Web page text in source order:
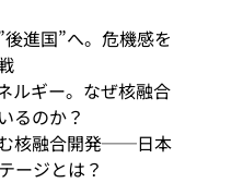
進国”へ。危機感を
ルギー。なぜ核融合
るのか？
核融合開発──日本
ージとは？